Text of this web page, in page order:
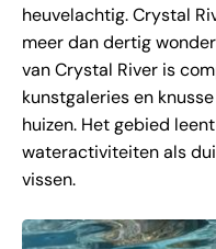
heuvelachtig. Crystal
meer dan dertig
van Crystal River is
kunstgaleries en
huizen. Het gebied
wateractiviteiten als
vissen.